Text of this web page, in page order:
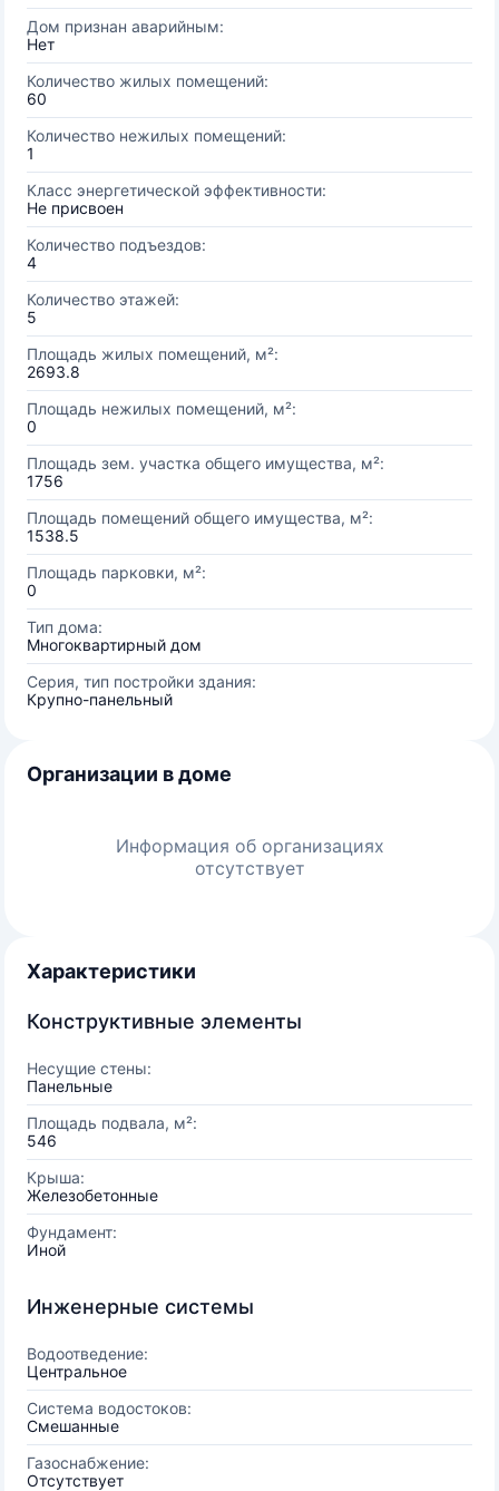
Дом признан аварийным:
Нет
Количество жилых помещений:
60
Количество нежилых помещений:
1
Класс энергетической эффективности:
Не присвоен
Количество подъездов:
4
Количество этажей:
5
Площадь жилых помещений, м²:
2693.8
Площадь нежилых помещений, м²:
0
Площадь зем. участка общего имущества, м²:
1756
Площадь помещений общего имущества, м²:
1538.5
Площадь парковки, м²:
0
Тип дома:
Многоквартирный дом
Серия, тип постройки здания:
Крупно-панельный
Организации в доме
Информация об организациях
отсутствует
Характеристики
Конструктивные элементы
Несущие стены:
Панельные
Площадь подвала, м²:
546
Крыша:
Железобетонные
Фундамент:
Иной
Инженерные системы
Водоотведение:
Центральное
Система водостоков:
Смешанные
Газоснабжение:
Отсутствует